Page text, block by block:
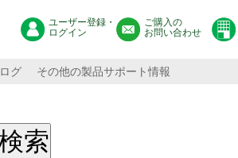
ユーザー登録・
ログイン
ご購入の
お問い合わせ
グ その他の製品サポート情報